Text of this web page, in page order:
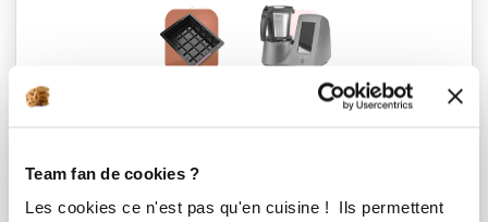
Team fan de cookies ?
Les cookies ce n'est pas qu'en cuisine ! Ils permettent
i-Cook’in®
Retrouvez fatihabultel sur :